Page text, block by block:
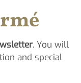
. You will
and special